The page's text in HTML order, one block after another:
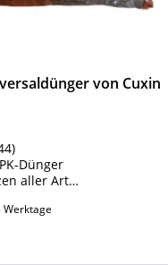
von Cuxin
Dünger
aller Art
Werktage